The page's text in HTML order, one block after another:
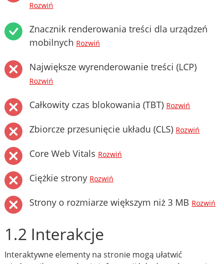
Rozwiń
Znacznik renderowania treści dla urządzeń
mobilnych Rozwiń
Największe wyrenderowanie treści (LCP)
Rozwiń
Całkowity czas blokowania (TBT) Rozwiń
Zbiorcze przesunięcie układu (CLS) Rozwiń
Core Web Vitals Rozwiń
Ciężkie strony Rozwiń
Strony o rozmiarze większym niż 3 MB Rozwiń
1.2 Interakcje
Interaktywne elementy na stronie mogą ułatwić